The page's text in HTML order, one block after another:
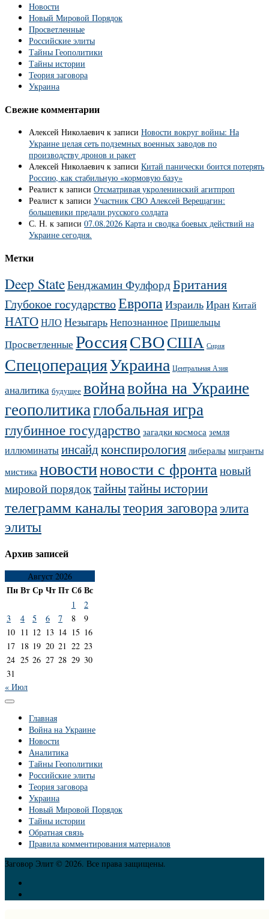
Новости
Новый Мировой Порядок
Просветленные
Российские элиты
Тайны Геополитики
Тайны истории
Теория заговора
Украина
Свежие комментарии
Алексей Николаевич к записи Новости вокруг войны: На
Украине целая сеть подземных военных заводов по
производству дронов и ракет
Алексей Николаевич к записи Китай панически боится потерять
Россию, как стабильную «кормовую базу»
Реалист к записи Отсматривая укроленинский агитпроп
Реалист к записи Участник СВО Алексей Верещагин:
большевики предали русского солдата
С. Н. к записи 07.08.2026 Карта и сводка боевых действий на
Украине сегодня.
Метки
Deep StateБенджамин ФулфордБритания
Глубокое государствоЕвропаИзраильИран Китай
НАТОНЛО НезыгарьНепознанное Пришельцы
Просветленные РоссияСВОСША Сирия
СпецоперацияУкраина Центральная Азия
аналитика будущее войнавойна на Украине
геополитикаглобальная игра
глубинное государство загадки космоса земля
иллюминатыинсайдконспирология либералы мигранты
мистика новостиновости с фронтановый
мировой порядоктайнытайны истории
телеграмм каналытеория заговораэлита
элиты
Архив записей
Август 2026
ПнВтСрЧтПтСбВс
1
2
3
4 5 6 7 8
9
10 11 12 13 14 15 16
17 18 19 20 21 22 23
24 25 26 27 28 29 30
31
« Июл
Главная
Война на Украине
Новости
Аналитика
Тайны Геополитики
Российские элиты
Теория заговора
Украина
Новый Мировой Порядок
Тайны истории
Обратная связь
Правила комментирования материалов
Заговор Элит © 2026. Все права защищены.